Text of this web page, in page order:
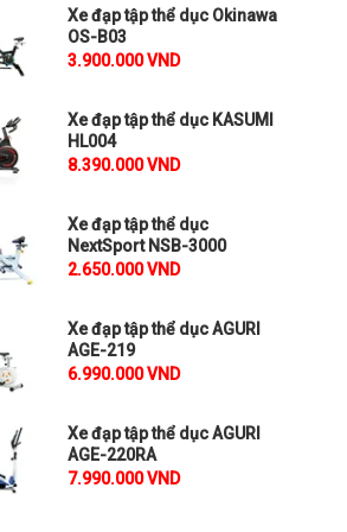
Xe đạp tập thể dục Okinawa
OS-B03
3.900.000 VND
Xe đạp tập thể dục KASUMI
HL004
8.390.000 VND
Xe đạp tập thể dục
NextSport NSB-3000
2.650.000 VND
Xe đạp tập thể dục AGURI
AGE-219
6.990.000 VND
Xe đạp tập thể dục AGURI
AGE-220RA
7.990.000 VND